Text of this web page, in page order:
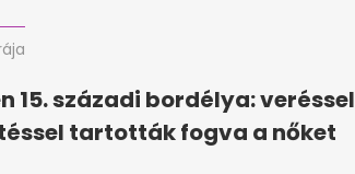
15. századi bordélya: veréssel
tartották fogva a nőket